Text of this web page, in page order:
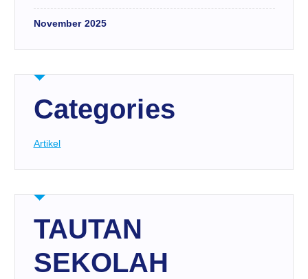
November 2025
Categories
Artikel
TAUTAN
SEKOLAH